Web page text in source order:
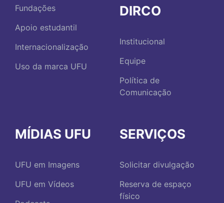
Fundações
Apoio estudantil
Internacionalização
Uso da marca UFU
DIRCO
Institucional
Equipe
Política de
Comunicação
MÍDIAS UFU
UFU em Imagens
UFU em Vídeos
SERVIÇOS
Solicitar divulgação
Reserva de espaço
físico